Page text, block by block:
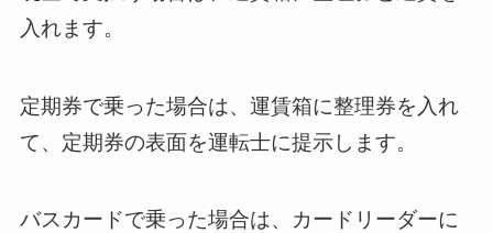
入れます。
定期券で乗った場合は、運賃箱に整理券を入れ
て、定期券の表面を運転士に提示します。
バスカードで乗った場合は、カードリーダーに